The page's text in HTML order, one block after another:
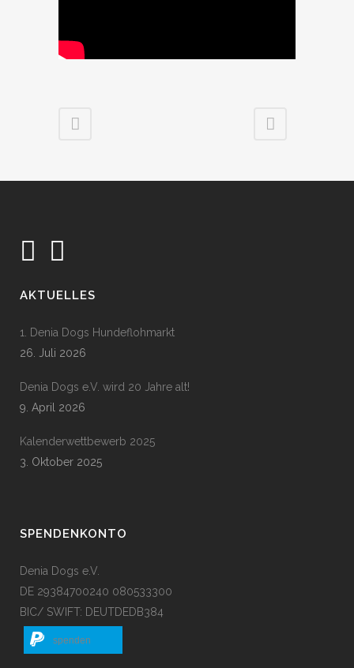
AKTUELLES
1. Denia Dogs Hundeflohmarkt
26. Juli 2026
Denia Dogs e.V. wird 20 Jahre alt!
9. April 2026
Kalenderwettbewerb 2025
3. Oktober 2025
SPENDENKONTO
Denia Dogs e.V.
DE 29384700240 080533300
BIC/ SWIFT: DEUTDEDB384
spenden